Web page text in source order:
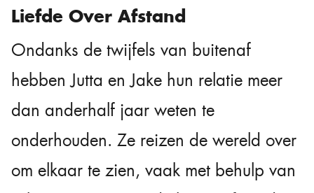
Liefde Over Afstand
Ondanks de twijfels van buitenaf
hebben Jutta en Jake hun relatie meer
dan anderhalf jaar weten te
onderhouden. Ze reizen de wereld over
om elkaar te zien, vaak met behulp van